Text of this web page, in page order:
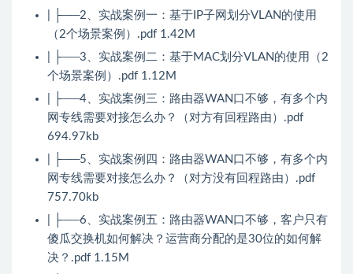
| ├──2、实战案例一：基于IP子网划分VLAN的使用
（2个场景案例）.pdf 1.42M
| ├──3、实战案例二：基于MAC划分VLAN的使用（2
个场景案例）.pdf 1.12M
| ├──4、实战案例三：路由器WAN口不够，有多个内
网专线需要对接怎么办？（对方有回程路由）.pdf
694.97kb
| ├──5、实战案例四：路由器WAN口不够，有多个内
网专线需要对接怎么办？（对方没有回程路由）.pdf
757.70kb
| ├──6、实战案例五：路由器WAN口不够，客户只有
傻瓜交换机如何解决？运营商分配的是30位的如何解
决？.pdf 1.15M